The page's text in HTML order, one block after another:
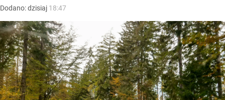
Dodano:dzisiaj 18:47